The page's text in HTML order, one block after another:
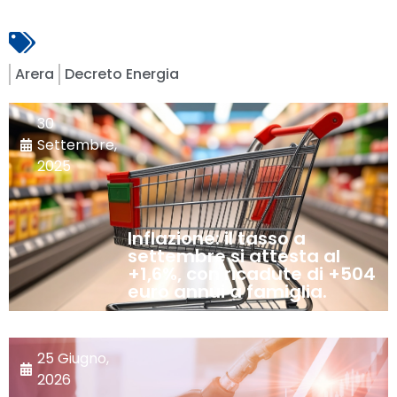
Arera Decreto Energia
30
Settembre,
2025
Inflazione: il tasso a
settembre si attesta al
+1,6%, con ricadute di +504
euro annui a famiglia.
25 Giugno,
2026